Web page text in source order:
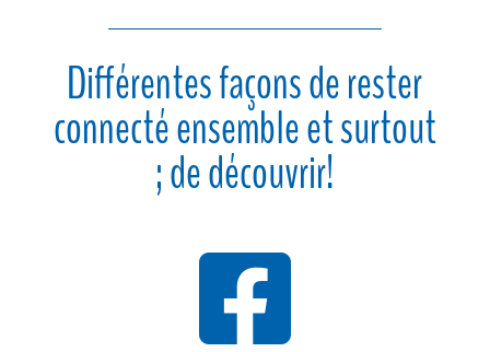
Différentes façons de rester
connecté ensemble et surtout
; de découvrir!
